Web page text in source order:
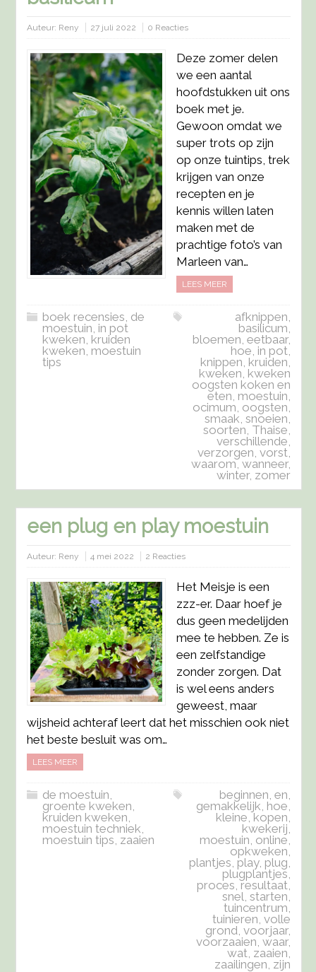
Auteur: Reny 27 juli 2022 0 Reacties
Deze zomer delen
we een aantal
hoofdstukken uit ons
boek met je.
Gewoon omdat we
super trots op zijn
op onze tuintips, trek
krijgen van onze
recepten en je
kennis willen laten
maken met de
prachtige foto’s van
Marleen van…
LEES MEER
boek recensies de
moestuin in pot
kweken kruiden
kweken moestuin
tips
afknippen
basilicum
bloemen eetbaar,
hoe in pot
knippen kruiden
kweken kweken
oogsten koken en
eten moestuin
ocimum oogsten
smaak snoeien
soorten Thaise
verschillende
verzorgen vorst
waarom,wanneer,
winter, zomer
een plug en play moestuin
Auteur: Reny 4 mei 2022 2 Reacties
Het Meisje is een
zzz-er. Daar hoef je
dus geen medelijden
mee te hebben. Ze is
een zelfstandige
zonder zorgen. Dat
is wel eens anders
geweest, maar
wijsheid achteraf leert dat het misschien ook niet
het beste besluit was om…
LEES MEER
de moestuin
groente kweken
kruiden kweken
moestuin techniek
moestuin tips zaaien
beginnen en
gemakkelijk hoe
kleine ,kopen
kwekerij
moestuin online
opkweken
plantjes play, plug
plugplantjes
proces ,resultaat
snel starten
tuincentrum
tuinieren volle
grond voorjaar,
voorzaaien waar,
wat zaaien
zaailingen zijn